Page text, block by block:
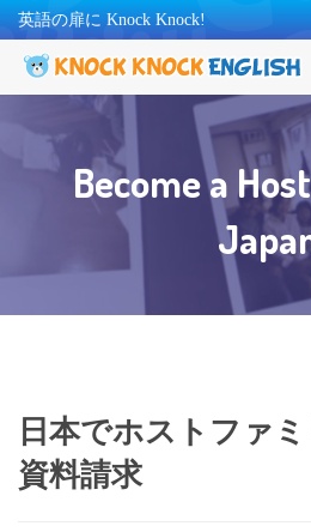
英語の扉に Knock Knock!
Become a
日本でホストファ
資料請求